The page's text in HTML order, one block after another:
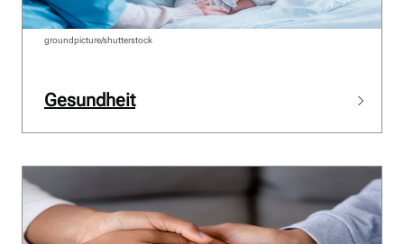
Gesundheit
groundpicture/shutterstock